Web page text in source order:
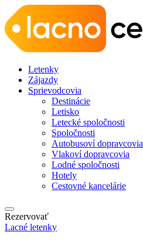
Letenky
Zájazdy
Sprievodcovia
Destinácie
Letisko
Letecké spoločnosti
Spoločnosti
Autobusoví dopravcovia
Vlakoví dopravcovia
Lodné spoločnosti
Hotely
Cestovné kancelárie
Rezervovať
Lacné letenky